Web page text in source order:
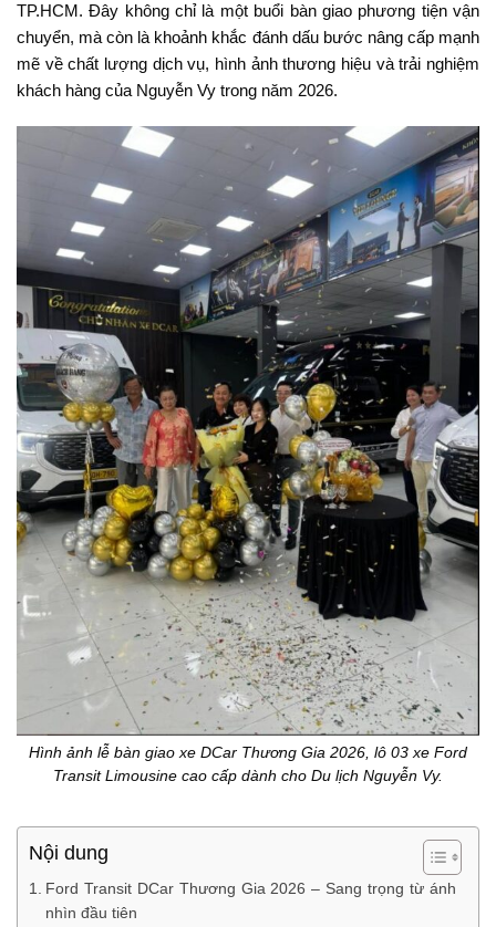
TP.HCM. Đây không chỉ là một buổi bàn giao phương tiện vận
chuyển, mà còn là khoảnh khắc đánh dấu bước nâng cấp mạnh
mẽ về chất lượng dịch vụ, hình ảnh thương hiệu và trải nghiệm
khách hàng của Nguyễn Vy trong năm 2026.
Hình ảnh lễ bàn giao xe DCar Thương Gia 2026, lô 03 xe Ford
Transit Limousine cao cấp dành cho Du lịch Nguyễn Vy.
Nội dung
Ford Transit DCar Thương Gia 2026 – Sang trọng từ ánh
nhìn đầu tiên